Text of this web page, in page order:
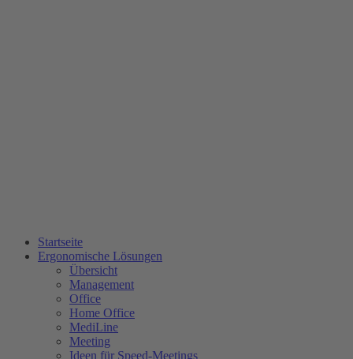
Startseite
Ergonomische Lösungen
Übersicht
Management
Office
Home Office
MediLine
Meeting
Ideen für Speed-Meetings